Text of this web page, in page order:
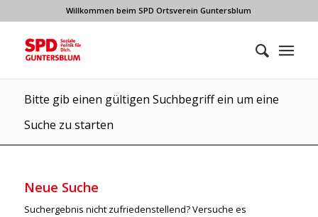
Willkommen beim SPD Ortsverein Guntersblum
Bitte gib einen gültigen Suchbegriff ein um eine
Suche zu starten
Neue Suche
Suchergebnis nicht zufriedenstellend? Versuche es